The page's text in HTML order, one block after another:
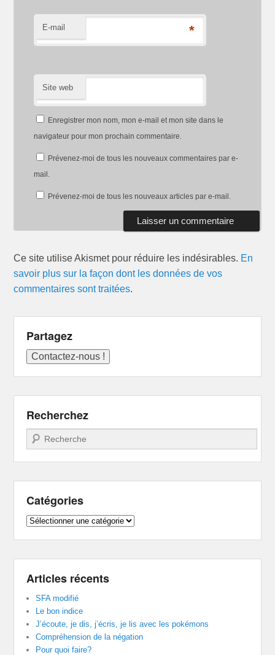
E-mail *
Site web
Enregistrer mon nom, mon e-mail et mon site dans le
navigateur pour mon prochain commentaire.
Prévenez-moi de tous les nouveaux commentaires par e-
mail.
Prévenez-moi de tous les nouveaux articles par e-mail.
Ce site utilise Akismet pour réduire les indésirables. En
savoir plus sur la façon dont les données de vos
commentaires sont traitées.
Partagez
Recherchez
Recherche
Catégories
Catégories
Articles récents
SFA modifié
Le bon indice
J’écoute, je dis, j’écris, je lis avec les pokémons
Compréhension de la négation
Pour quoi faire?